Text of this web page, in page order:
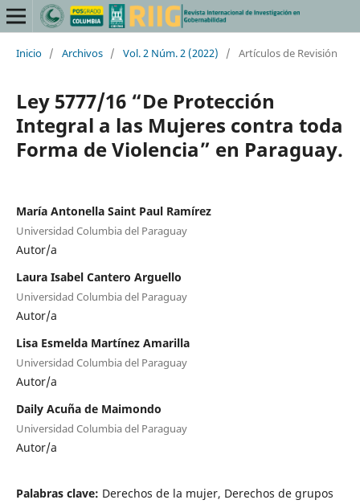
Inicio / Archivos / Vol. 2 Núm. 2 (2022) / Artículos de Revisión
Ley 5777/16 “De Protección
Integral a las Mujeres contra toda
Forma de Violencia” en Paraguay.
María Antonella Saint Paul Ramírez
Universidad Columbia del Paraguay
Autor/a
Laura Isabel Cantero Arguello
Universidad Columbia del Paraguay
Autor/a
Lisa Esmelda Martínez Amarilla
Universidad Columbia del Paraguay
Autor/a
Daily Acuña de Maimondo
Universidad Columbia del Paraguay
Autor/a
Palabras clave: Derechos de la mujer, Derechos de grupos